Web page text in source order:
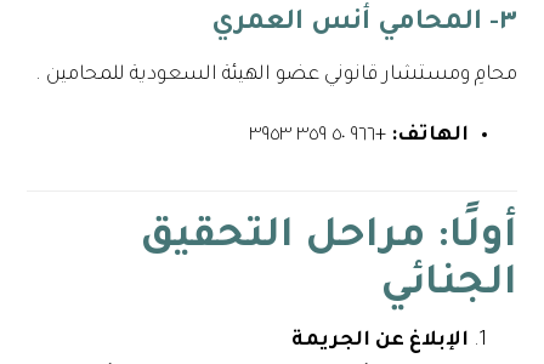
٣- المحامي أنس العمري
محامِ ومستشار قانوني عضو الهيئة السعودية للمحامين .
الهاتف: +٩٦٦ ٥٠ ٣٥٩ ٣٩٥٣
أولًا: مراحل التحقيق
الجنائي
الإبلاغ عن الجريمة